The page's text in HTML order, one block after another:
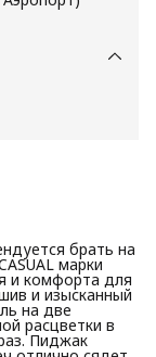
брать на
марки
и комфорта для
и изысканный
на две
расцветки в
Пиджак